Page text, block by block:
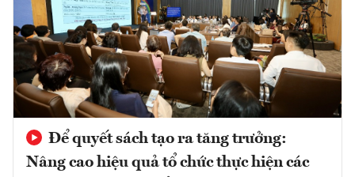
Để quyết sách tạo ra tăng trưởng:
Nâng cao hiệu quả tổ chức thực hiện các